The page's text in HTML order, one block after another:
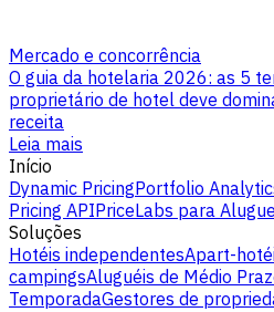
Mercado e concorrência
O guia da hotelaria 2026: as 5
proprietário de hotel deve
receita
Leia mais
Início
Dynamic PricingPortfolio
Pricing APIPriceLabs para
Soluções
Hotéis independentesApart-
campingsAluguéis de Médio
TemporadaGestores de